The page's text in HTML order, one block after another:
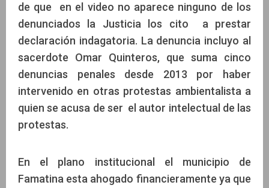
de que en el video no aparece ninguno de los
denunciados la Justicia los cito a prestar
declaración indagatoria. La denuncia incluyo al
sacerdote Omar Quinteros, que suma cinco
denuncias penales desde 2013 por haber
intervenido en otras protestas ambientalista a
quien se acusa de ser el autor intelectual de las
protestas.
En el plano institucional el municipio de
Famatina esta ahogado financieramente ya que